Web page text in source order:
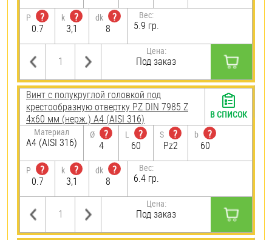
P
?
0.7
k
?
3,1
dk
?
8
Вес:
5.9 гр.
Цена:
Под заказ
Винт с полукруглой головкой под
крестообразную отвертку PZ DIN 7985 Z
4х60 мм (нерж.) A4 (AISI 316)
Материал
A4 (AISI 316)
Ø
?
4
L
?
60
S
?
Pz2
b
?
60
P
?
0.7
k
?
3,1
dk
?
8
Вес:
6.4 гр.
Цена:
Под заказ
В СПИСОК